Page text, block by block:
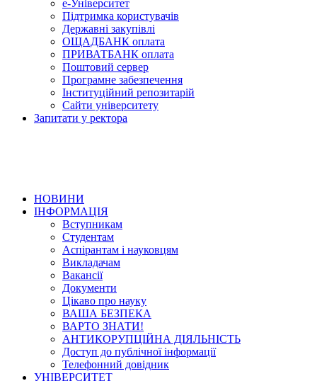
е-Університет
Підтримка користувачів
Державні закупівлі
ОЩАДБАНК оплата
ПРИВАТБАНК оплата
Поштовий сервер
Програмне забезпечення
Інституційний репозитарій
Сайти університету
Запитати у ректора
НОВИНИ
ІНФОРМАЦІЯ
Вступникам
Студентам
Аспірантам і науковцям
Викладачам
Вакансії
Документи
Цікаво про науку
ВАША БЕЗПЕКА
ВАРТО ЗНАТИ!
АНТИКОРУПЦІЙНА ДІЯЛЬНІСТЬ
Доступ до публічної інформації
Телефонний довідник
УНІВЕРСИТЕТ